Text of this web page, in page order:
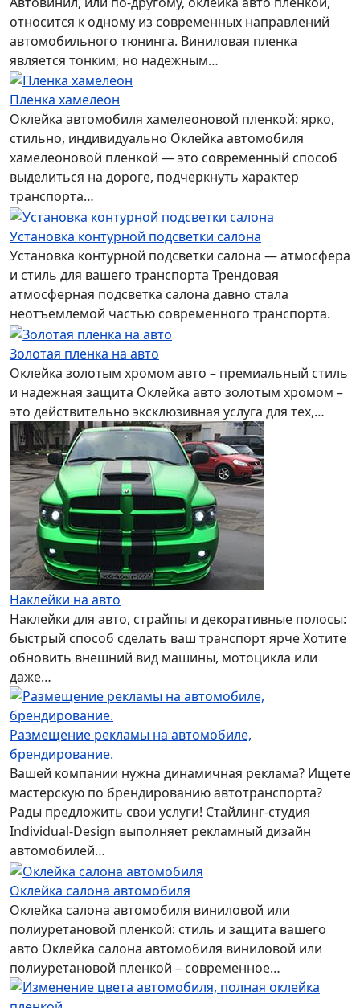
относится к одному из современных направлений
автомобильного тюнинга. Виниловая пленка
является тонким, но надежным…
Пленка хамелеон
Оклейка автомобиля хамелеоновой пленкой: ярко,
стильно, индивидуально Оклейка автомобиля
хамелеоновой пленкой — это современный способ
выделиться на дороге, подчеркнуть характер
транспорта…
Установка контурной подсветки салона
Установка контурной подсветки салона — атмосфера
и стиль для вашего транспорта Трендовая
атмосферная подсветка салона давно стала
неотъемлемой частью современного транспорта.
Золотая пленка на авто
Оклейка золотым хромом авто – премиальный стиль
и надежная защита Оклейка авто золотым хромом –
это действительно эксклюзивная услуга для тех,…
Наклейки на авто
Наклейки для авто, страйпы и декоративные полосы:
быстрый способ сделать ваш транспорт ярче Хотите
обновить внешний вид машины, мотоцикла или
даже…
Размещение рекламы на автомобиле,
брендирование.
Вашей компании нужна динамичная реклама? Ищете
мастерскую по брендированию автотранспорта?
Рады предложить свои услуги! Стайлинг-студия
Individual-Design выполняет рекламный дизайн
автомобилей…
Оклейка салона автомобиля
Оклейка салона автомобиля виниловой или
полиуретановой пленкой: стиль и защита вашего
авто Оклейка салона автомобиля виниловой или
полиуретановой пленкой – современное…